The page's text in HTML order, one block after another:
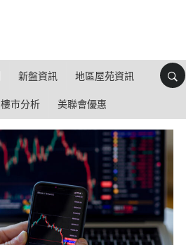
新盤資訊 地區屋苑資訊
樓市分析 美聯會優惠